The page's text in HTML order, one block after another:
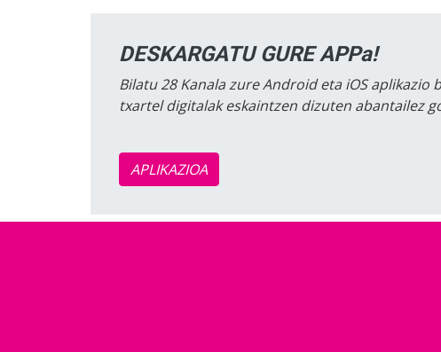
DESKARGATU GURE APPa!
Bilatu 28 Kanala zure Android eta iOS
txartel digitalak eskaintzen dizuten abantailez
APLIKAZIOA